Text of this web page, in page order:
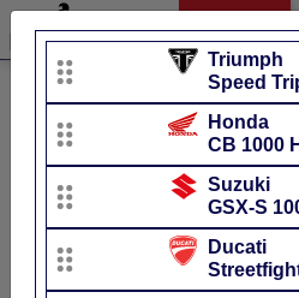
Liste bearbeiten
Ducati
Streetfighter V2
UVP
15.490 €
Baujahr
von 2022 bis 2026~
Triumph
Speed
Honda
CB 1000
Suzuki
GSX-S
Ducati